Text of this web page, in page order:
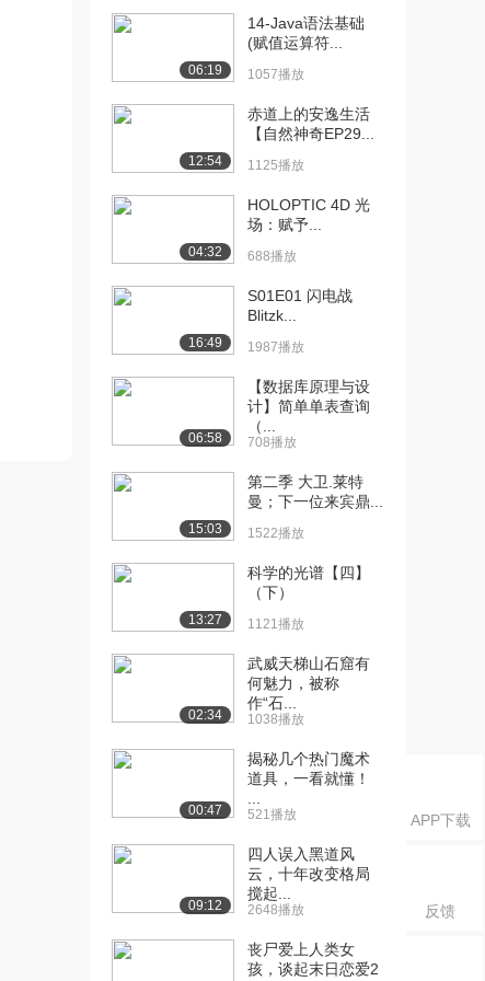
APP下载
反馈
844播放
[12] 第4集 不朽传奇
1393播放
[13] 第5集 璀璨折子戏
（上）
790播放
[14] 第5集 璀璨折子戏
（中）
1270播放
（下）
847播放
（上）
待播放
12:49
765播放
[20] 第7集 一脉相承
12:45
[21] 第7集 一脉相承
12:38
06:19
14-Java语法基础
(赋值运算符...
1057播放
12:54
赤道上的安逸生活
【自然神奇EP29...
1125播放
04:32
HOLOPTIC 4D 光
场：赋予...
688播放
16:49
S01E01 闪电战
Blitzk...
1987播放
06:58
【数据库原理与设
计】简单单表查询
（...
708播放
15:03
第二季 大卫.莱特
曼；下一位来宾鼎...
1522播放
13:27
科学的光谱【四】
（下）
1121播放
02:34
武威天梯山石窟有
何魅力，被称
作“石...
1038播放
00:47
揭秘几个热门魔术
道具，一看就懂！
521播放
09:12
四人误入黑道风
云，十年改变格局
搅起...
2648播放
丧尸爱上人类女
孩，谈起末日恋爱2